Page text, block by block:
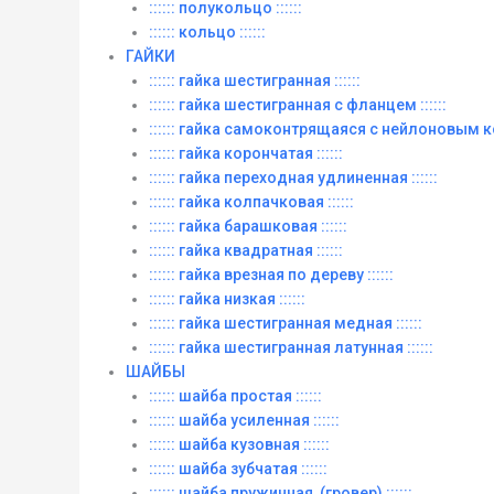
:::::: полукольцо ::::::
:::::: кольцо ::::::
ГАЙКИ
:::::: гайка шестигранная ::::::
:::::: гайка шестигранная с фланцем ::::::
:::::: гайка самоконтрящаяся с нейлоновым
:::::: гайка корончатая ::::::
:::::: гайка переходная удлиненная ::::::
:::::: гайка колпачковая ::::::
:::::: гайка барашковая ::::::
:::::: гайка квадратная ::::::
:::::: гайка врезная по дереву ::::::
:::::: гайка низкая ::::::
:::::: гайка шестигранная медная ::::::
:::::: гайка шестигранная латунная ::::::
ШАЙБЫ
:::::: шайба простая ::::::
:::::: шайба усиленная ::::::
:::::: шайба кузовная ::::::
:::::: шайба зубчатая ::::::